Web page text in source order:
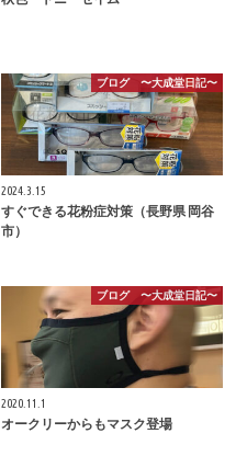
ブログ 〜大成堂日記〜
2024.3.15
すぐできる花粉症対策（長野県 岡谷
市）
ブログ 〜大成堂日記〜
2020.11.1
オークリーからもマスク登場